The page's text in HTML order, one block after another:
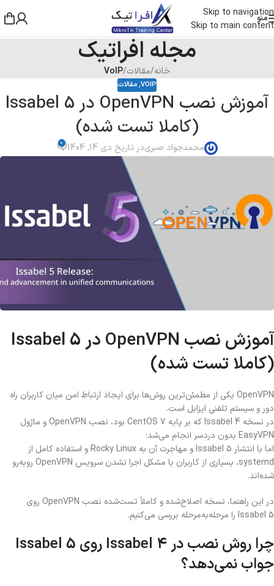
Skip to navigation
Skip to main content
منو
مجله افراتیک
خانه/مقالات/
VoIP
VOIP
,مقالات
آموزش نصب OpenVPN در Issabel 5
(کاملا تست شده)
محمدجواد صبریدر تاریخ دی 14, 1404 0
آموزش نصب OpenVPN در Issabel 5
(کاملا تست شده)
OpenVPN یکی از مطمئن‌ترین روش‌ها برای ایجاد ارتباط امن میان کاربران راه
دور و سیستم تلفنی ایزابل است.
در نسخه Issabel 4 که بر پایه CentOS 7 بود، نصب OpenVPN و ماژول
EasyVPN بدون دردسر انجام می‌شد؛
اما با انتشار Issabel 5 و مهاجرت آن به Rocky Linux و استفاده کامل از
systemd، بسیاری از کاربران با مشکل اجرا نشدن سرویس OpenVPN روبه‌رو
شده‌اند.
در این راهنما، نسخه اصلاح‌شده و کاملاً تست‌شده نصب OpenVPN روی
Issabel 5 را مرحله‌به‌مرحله بررسی می‌کنیم.
چرا روش نصب در Issabel 4 روی Issabel 5
جواب نمی‌دهد؟